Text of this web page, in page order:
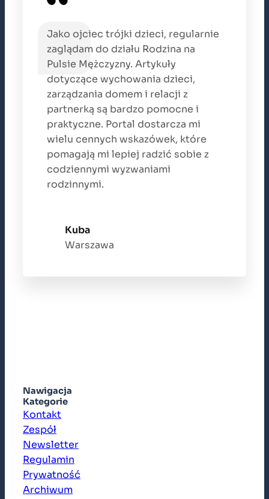
Jako ojciec trójki dzieci, regularnie
zaglądam do działu Rodzina na
Pulsie Mężczyzny. Artykuły
dotyczące wychowania dzieci,
zarządzania domem i relacji z
partnerką są bardzo pomocne i
praktyczne. Portal dostarcza mi
wielu cennych wskazówek, które
pomagają mi lepiej radzić sobie z
codziennymi wyzwaniami
rodzinnymi.
Kuba
Warszawa
Nawigacja
Kategorie
Kontakt
Zespół
Newsletter
Regulamin
Prywatność
Archiwum